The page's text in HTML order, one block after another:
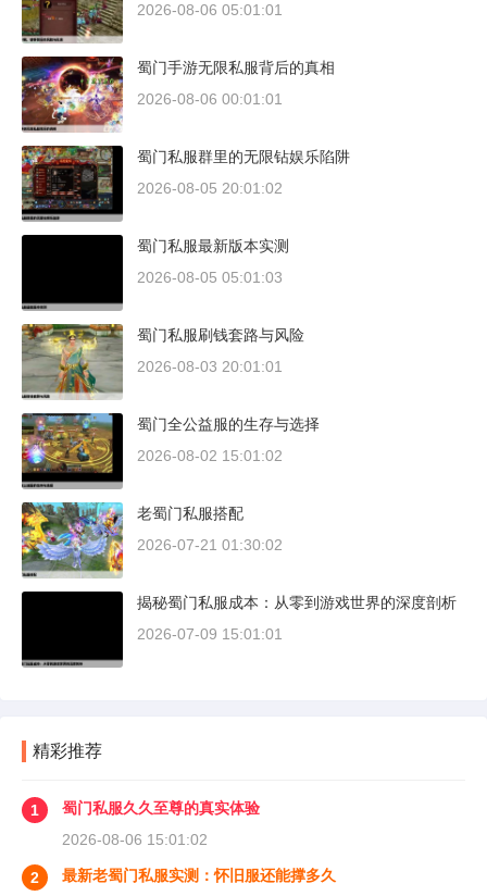
2026-08-06 05:01:01
蜀门手游无限私服背后的真相
2026-08-06 00:01:01
蜀门私服群里的无限钻娱乐陷阱
2026-08-05 20:01:02
蜀门私服最新版本实测
2026-08-05 05:01:03
蜀门私服刷钱套路与风险
2026-08-03 20:01:01
蜀门全公益服的生存与选择
2026-08-02 15:01:02
老蜀门私服搭配
2026-07-21 01:30:02
揭秘蜀门私服成本：从零到游戏世界的深度剖析
2026-07-09 15:01:01
精彩推荐
1
蜀门私服久久至尊的真实体验
2026-08-06 15:01:02
2
最新老蜀门私服实测：怀旧服还能撑多久